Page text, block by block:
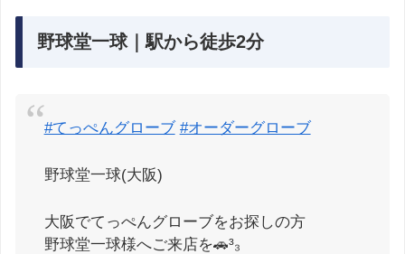
野球堂一球｜駅から徒歩2分
#てっぺんグローブ #オーダーグローブ
野球堂一球(大阪)
大阪でてっぺんグローブをお探しの方
野球堂一球様へご来店を🚗³₃